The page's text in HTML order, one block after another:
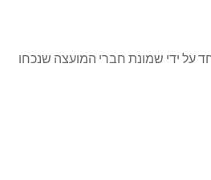
אדיב, דלית איינהורן (סיעת
קרפילובסקי (סיעת דרך ערך)